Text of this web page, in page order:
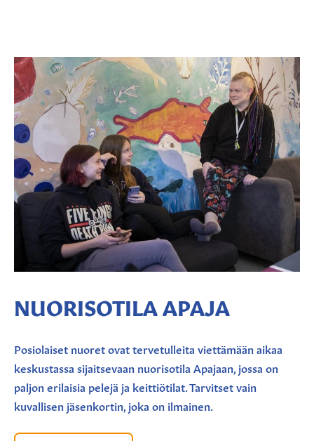
NUORISOTILA APAJA
Posiolaiset nuoret ovat tervetulleita viettämään aikaa
keskustassa sijaitsevaan nuorisotila Apajaan, jossa on
paljon erilaisia pelejä ja keittiötilat. Tarvitset vain
kuvallisen jäsenkortin, joka on ilmainen.